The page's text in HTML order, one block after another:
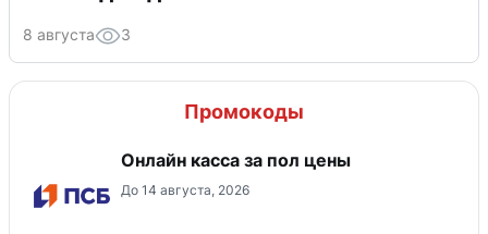
8 августа 3
Промокоды
Онлайн касса за пол цены
До 14 августа, 2026